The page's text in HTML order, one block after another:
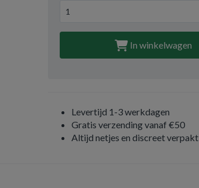
In winkelwagen
Levertijd 1-3 werkdagen
Gratis verzending vanaf €50
Altijd netjes en discreet verpakt